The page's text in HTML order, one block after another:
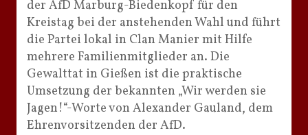
der AfD Marburg-Biedenkopf für den
Kreistag bei der anstehenden Wahl und führt
die Partei lokal in Clan Manier mit Hilfe
mehrere Familienmitglieder an. Die
Gewalttat in Gießen ist die praktische
Umsetzung der bekannten „Wir werden sie
Jagen!“-Worte von Alexander Gauland, dem
Ehrenvorsitzenden der AfD.